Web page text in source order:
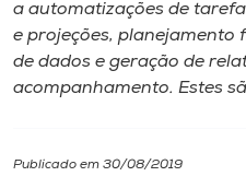
A
Unoesc
a automatizações de
e projeções, planejamento
de dados e geração de
acompanhamento. Estes
Publicado em 30/08/2019